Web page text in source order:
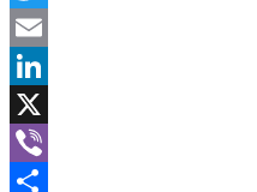
Twitter
Email
LinkedIn
X
Viber